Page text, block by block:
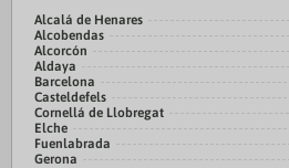
Alcalá de Henares
Alcobendas
Alcorcón
Aldaya
Barcelona
Casteldefels
Cornellá de Llobregat
Elche
Fuenlabrada
Gerona